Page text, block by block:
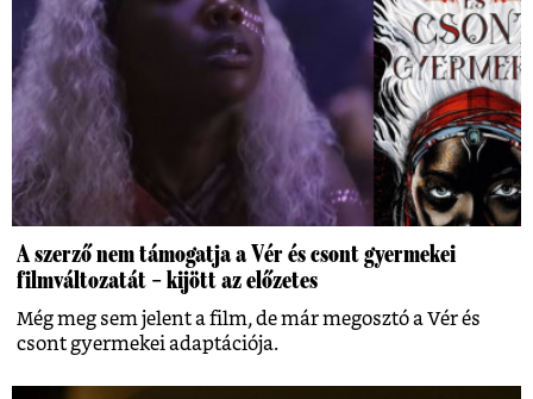
A szerző nem támogatja a Vér és csont gyermekei
filmváltozatát – kijött az előzetes
Még meg sem jelent a film, de már megosztó a Vér és
csont gyermekei adaptációja.